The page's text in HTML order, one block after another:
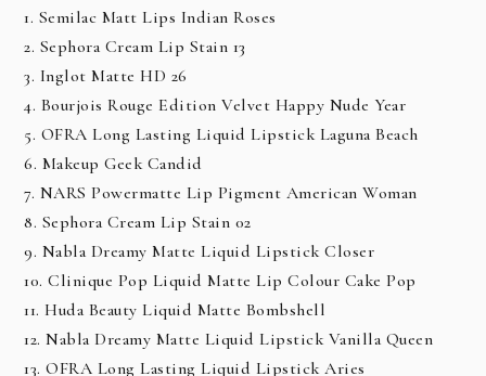
1. Semilac Matt Lips Indian Roses
2. Sephora Cream Lip Stain 13
3. Inglot Matte HD 26
4. Bourjois Rouge Edition Velvet Happy Nude Year
5. OFRALong Lasting Liquid Lipstick Laguna Beach
6. Makeup Geek Candid
7. NARS Powermatte Lip Pigment American Woman
8. Sephora Cream Lip Stain 02
9. Nabla Dreamy Matte Liquid Lipstick Closer
10. Clinique Pop Liquid Matte Lip Colour Cake Pop
11. Huda Beauty Liquid Matte Bombshell
12. Nabla Dreamy Matte Liquid Lipstick Vanilla Queen
13. OFRA Long Lasting Liquid Lipstick Aries